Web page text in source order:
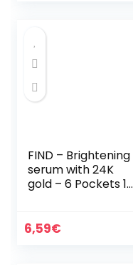
FIND – Brightening
serum with 24K
gold – 6 Pockets 15
6,59€